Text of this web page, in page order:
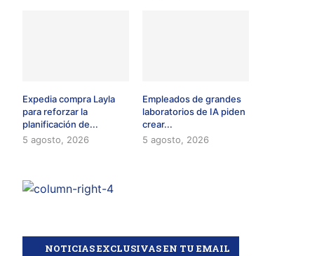
Expedia compra Layla
para reforzar la
planificación de...
5 agosto, 2026
Empleados de grandes
laboratorios de IA piden
crear...
5 agosto, 2026
NOTICIAS EXCLUSIVAS EN TU EMAIL